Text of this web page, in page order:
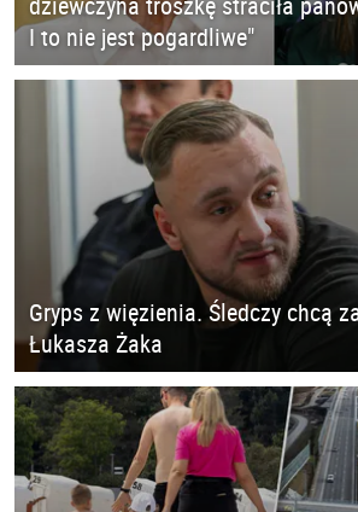
I to nie jest pogardliwe"
Gryps z więzienia. Śledczy chcą
Łukasza Żaka